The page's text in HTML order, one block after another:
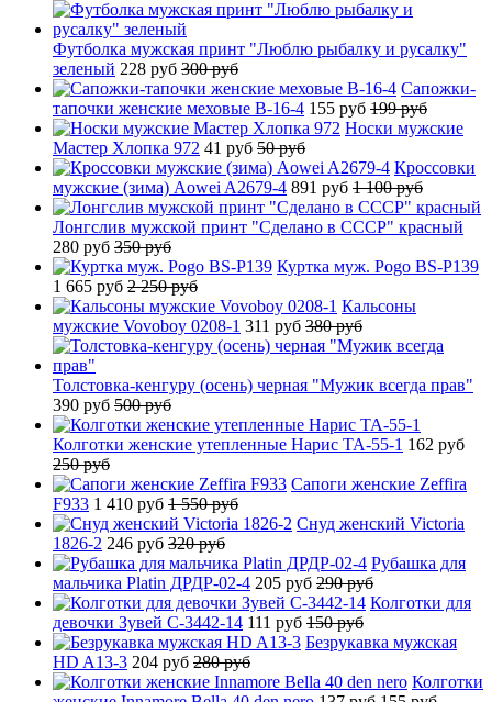
Футболка мужская принт "Люблю рыбалку и русалку"
зеленый 228 руб 300 руб
Сапожки-
тапочки женские меховые B-16-4 155 руб 199 руб
Носки мужские
Мастер Хлопка 972 41 руб 50 руб
Кроссовки
мужские (зима) Aowei A2679-4 891 руб 1 100 руб
Лонгслив мужской принт "Сделано в СССР" красный
280 руб 350 руб
Куртка муж. Pogo BS-P139
1 665 руб 2 250 руб
Кальсоны
мужские Vovoboy 0208-1 311 руб 380 руб
Толстовка-кенгуру (осень) черная "Мужик всегда прав"
390 руб 500 руб
Колготки женские утепленные Нарис TA-55-1 162 руб
250 руб
Сапоги женские Zeffira
F933 1 410 руб 1 550 руб
Снуд женский Victoria
1826-2 246 руб 320 руб
Рубашка для
мальчика Platin ДРДР-02-4 205 руб 290 руб
Колготки для
девочки Зувей C-3442-14 111 руб 150 руб
Безрукавка мужская
HD A13-3 204 руб 280 руб
Колготки